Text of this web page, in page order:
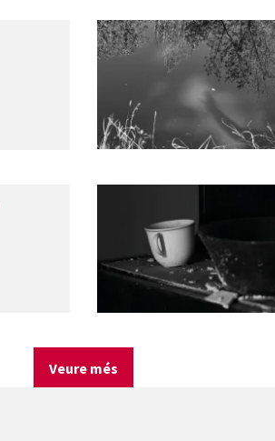
Veure més